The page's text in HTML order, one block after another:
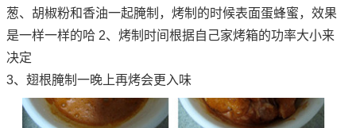
葱、胡椒粉和香油一起腌制，烤制的时候表面蛋蜂蜜，效果
是一样一样的哈 2、烤制时间根据自己家烤箱的功率大小来
决定
3、翅根腌制一晚上再烤会更入味